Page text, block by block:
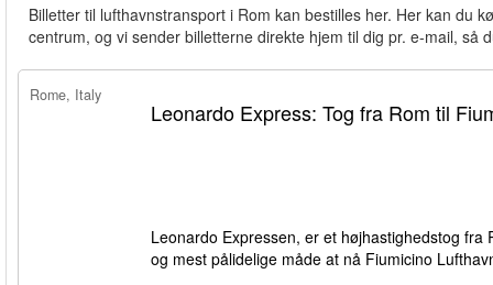
Billetter til lufthavnstransport i Rom kan bestilles her. Her kan du
centrum, og vi sender billetterne direkte hjem til dig pr. e-mail, så
Rome, Italy
Leonardo Express: Tog fra Rom til
Leonardo Expressen, er et højhastighedstog
og mest pålidelige måde at nå Fiumicino